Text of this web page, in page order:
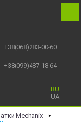
+38(068)283-00-60
+38(099)487-18-64
RU
UA
Mechanix ►